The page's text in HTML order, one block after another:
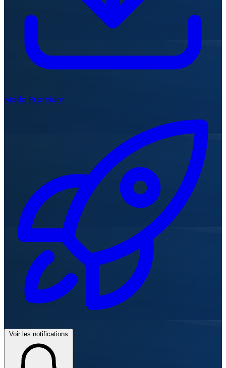
Mode Premium
Voir les notifications